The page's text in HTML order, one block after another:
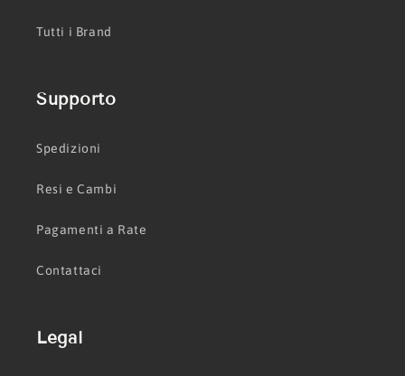
Tutti i Brand
Supporto
Spedizioni
Resi e Cambi
Pagamenti a Rate
Contattaci
Legal